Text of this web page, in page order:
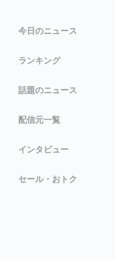
今日のニュース
ランキング
話題のニュース
配信元一覧
インタビュー
セール・おトク